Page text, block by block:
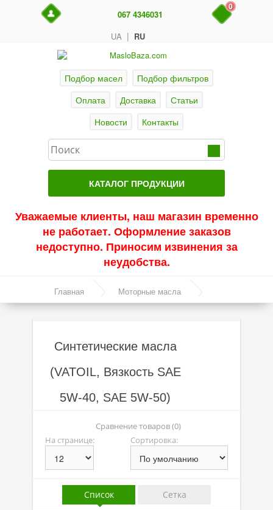
UA | RU
067 4346031
0
Подбор масел
Подбор фильтров
Оплата
Доставка
Статьи
Новости
Контакты
КАТАЛОГ ПРОДУКЦИИ
Актуальные продукты
Акции
Синтетические масла
Минеральные масла
Масло с молибденом
Линейка масел Molygen
Линейка масел Top Tec
Линейка масел Special Tec
Линейка масел Optimal
Присадки
Уважаемые клиенты, наш магазин временно
не работает. Оформление заказов
недоступно. Приносим извинения за
неудобства.
Главная Моторные масла
Синтетические масла
(VATOIL, Вязкость SAE
5W-40, SAE 5W-50)
Сравнение товаров (0)
На странице:
Сортировка:
Список Сетка